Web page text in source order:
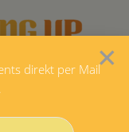
×
direkt per Mail